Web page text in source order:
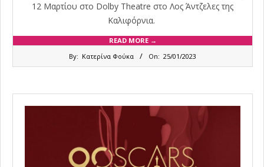
12 Μαρτίου στο Dolby Theatre στο Λος Άντζελες της
Καλιφόρνια.
READ MORE →
By: Κατερίνα Φούκα On: 25/01/2023